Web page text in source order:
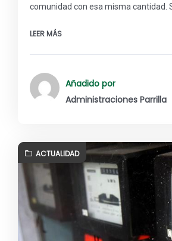
comunidad con esa misma cantidad.
LEER MÁS
Añadido por
Administraciones Parrilla
ACTUALIDAD